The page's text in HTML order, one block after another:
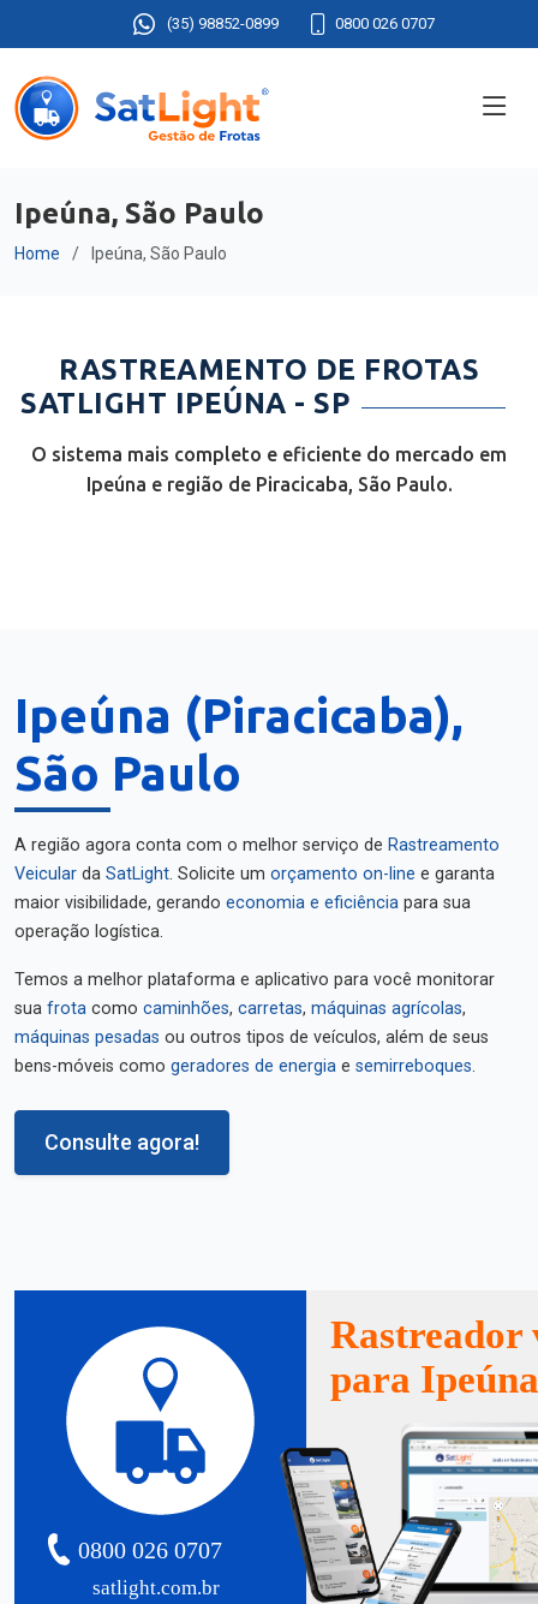
(35) 98852-0899 0800 026 0707
Ipeúna, São Paulo
Home Ipeúna, São Paulo
RASTREAMENTO DE FROTAS
SATLIGHT IPEÚNA - SP
O sistema mais completo e eficiente do mercado em
Ipeúna e região de Piracicaba, São Paulo.
Ipeúna (Piracicaba),
São Paulo
A região agora conta com o melhor serviço de Rastreamento
Veicular da SatLight. Solicite um orçamento on-line e garanta
maior visibilidade, gerando economia e eficiência para sua
operação logística.
Temos a melhor plataforma e aplicativo para você monitorar
sua frota como caminhões, carretas, máquinas agrícolas,
máquinas pesadas ou outros tipos de veículos, além de seus
bens-móveis como geradores de energia e semirreboques.
Consulte agora!
satlight.com.br
0800 026 0707
Rastreador
para